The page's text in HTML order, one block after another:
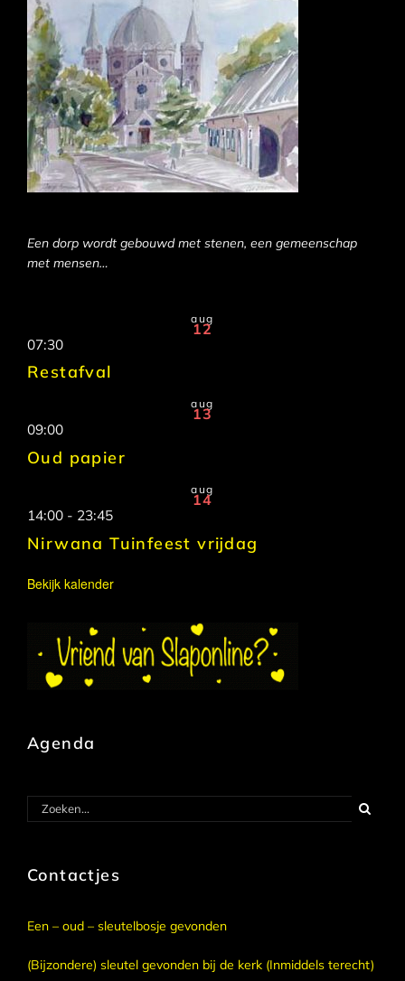
Een dorp wordt gebouwd met stenen, een gemeenschap
met mensen…
aug
12
07:30
Restafval
aug
13
09:00
Oud papier
aug
14
14:00 - 23:45
Nirwana Tuinfeest vrijdag
Bekijk kalender
Agenda
Zoeken
naar:
Contactjes
Een – oud – sleutelbosje gevonden
(Bijzondere) sleutel gevonden bij de kerk (Inmiddels terecht)